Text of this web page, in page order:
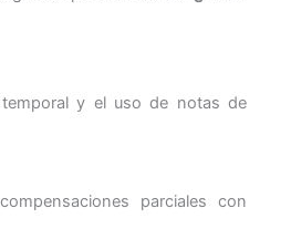
y el uso de notas de
parciales con